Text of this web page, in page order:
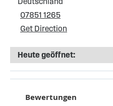
07851 1265
Get Direction
Heute geöffnet:
Bewertungen